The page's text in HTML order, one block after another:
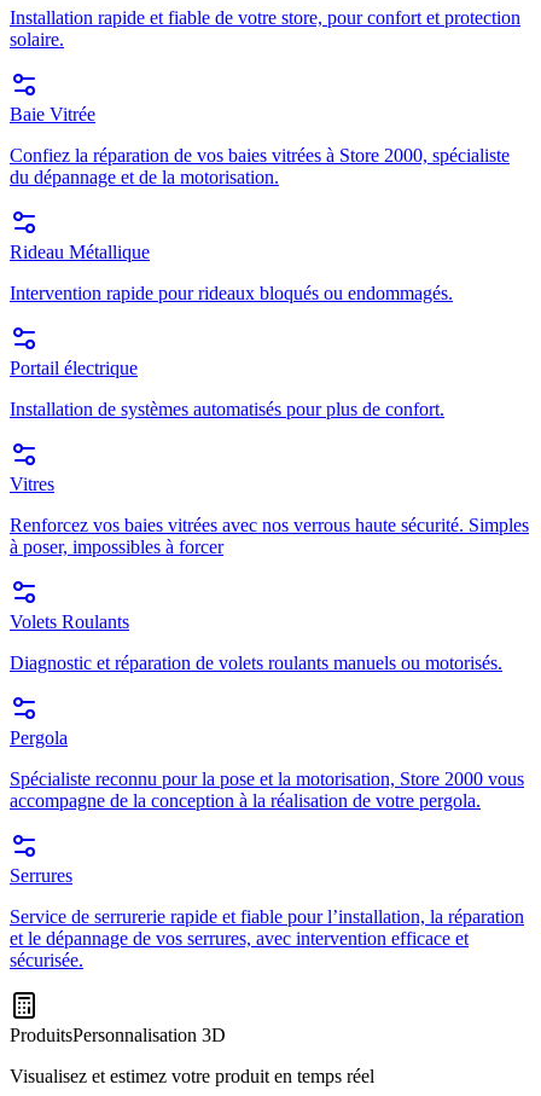
Installation rapide et fiable de votre store, pour confort et protection
solaire.
Baie Vitrée
Confiez la réparation de vos baies vitrées à Store 2000, spécialiste
du dépannage et de la motorisation.
Rideau Métallique
Intervention rapide pour rideaux bloqués ou endommagés.
Portail électrique
Installation de systèmes automatisés pour plus de confort.
Vitres
Renforcez vos baies vitrées avec nos verrous haute sécurité. Simples
à poser, impossibles à forcer
Volets Roulants
Diagnostic et réparation de volets roulants manuels ou motorisés.
Pergola
Spécialiste reconnu pour la pose et la motorisation, Store 2000 vous
accompagne de la conception à la réalisation de votre pergola.
Serrures
Service de serrurerie rapide et fiable pour l’installation, la réparation
et le dépannage de vos serrures, avec intervention efficace et
sécurisée.
ProduitsPersonnalisation 3D
Visualisez et estimez votre produit en temps réel